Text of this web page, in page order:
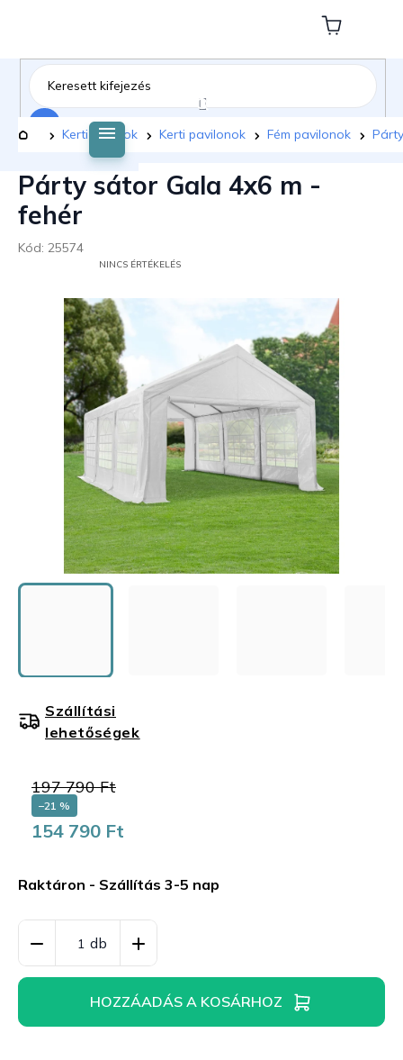
tartalomhoz
Kosár
Kezdőlap
Kerti bútorok Kerti pavilonok Fém pavilonok
Párty sátor Gala 4x6 m -
fehér
Kód: 25574
ÉRTÉKELÉSE
CSILLAG.
NINCS ÉRTÉKELÉS
197 790 Ft
–21 %
154 790 Ft
Raktáron - Szállítás 3-5 nap
Szállítási
lehetőségek
HOZZÁADÁS A KOSÁRHOZ